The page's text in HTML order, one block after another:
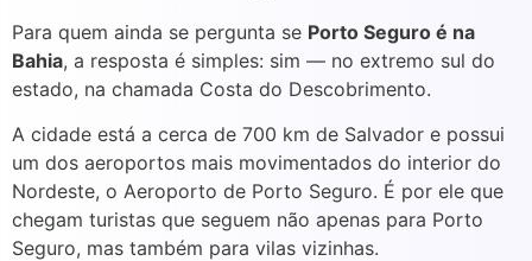
Para quem ainda se pergunta se Porto Seguro é na
Bahia, a resposta é simples: sim — no extremo sul do
estado, na chamada Costa do Descobrimento.
A cidade está a cerca de 700 km de Salvador e possui
um dos aeroportos mais movimentados do interior do
Nordeste, o Aeroporto de Porto Seguro. É por ele que
chegam turistas que seguem não apenas para Porto
Seguro, mas também para vilas vizinhas.